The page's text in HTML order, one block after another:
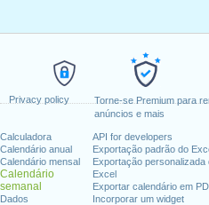
Privacy policy
Torne-se Premium para
anúncios e mais
Calculadora
Calendário anual
Calendário mensal
Calendário
semanal
Dados
API for developers
Exportação padrão do
Exportação personalizada
Excel
Exportar calendário em
Incorporar um widget